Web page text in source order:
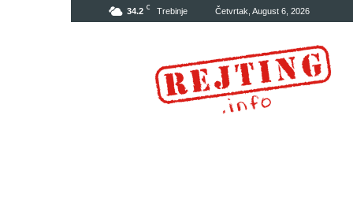
34.2 C Trebinje Četvrtak, August 6, 2026